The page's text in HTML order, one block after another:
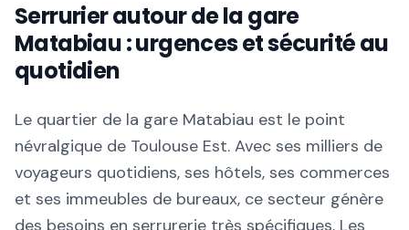
Serrurier autour de la gare
Matabiau : urgences et sécurité au
quotidien
Le quartier de la gare Matabiau est le point
névralgique de Toulouse Est. Avec ses milliers de
voyageurs quotidiens, ses hôtels, ses commerces
et ses immeubles de bureaux, ce secteur génère
des besoins en serrurerie très spécifiques. Les